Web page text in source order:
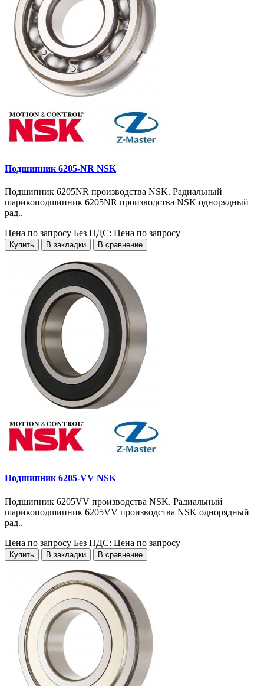
Подшипник 6205-NR NSK
Подшипник 6205NR производства NSK. Радиальный
шарикоподшипник 6205NR производства NSK однорядный
рад..
Цена по запросу Без НДС: Цена по запросу
Купить В закладки В сравнение
Подшипник 6205-VV NSK
Подшипник 6205VV производства NSK. Радиальный
шарикоподшипник 6205VV производства NSK однорядный
рад..
Цена по запросу Без НДС: Цена по запросу
Купить В закладки В сравнение